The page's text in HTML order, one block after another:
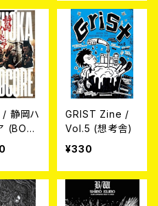
/ 静岡ハ
(BOO
GRIST Zine /
Vol.5 (想考舎)
¥330